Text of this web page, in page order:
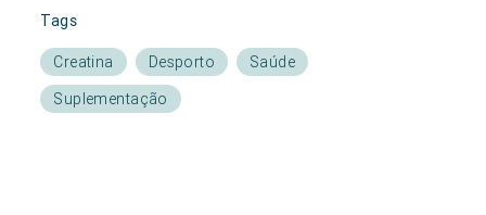
Tags
Creatina Desporto
Saúde
Suplementação